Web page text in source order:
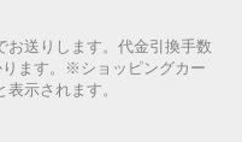
お送りします。代金引換手数
ます。※ショッピングカー
示されます。